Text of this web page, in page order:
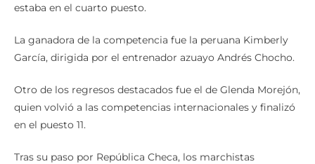
estaba en el cuarto puesto.
La ganadora de la competencia fue la peruana Kimberly
García, dirigida por el entrenador azuayo Andrés Chocho.
Otro de los regresos destacados fue el de Glenda Morejón,
quien volvió a las competencias internacionales y finalizó
en el puesto 11.
Tras su paso por República Checa, los marchistas